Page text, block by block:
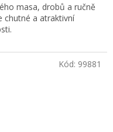
masa, drobů a ručně
chutné a atraktivní
Kód: 99881